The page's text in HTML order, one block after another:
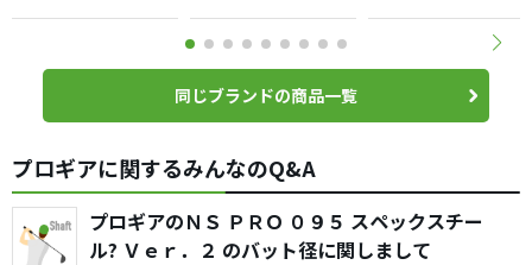
同じブランドの商品一覧
プロギアに関するみんなのQ&A
プロギアのＮＳ ＰＲＯ ０９５ スペックスチー
ル? Ｖｅｒ．２ のバット径に関しまして